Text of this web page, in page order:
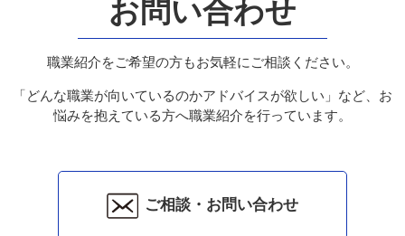
お問い合わせ
職業紹介をご希望の方もお気軽にご相談ください。
「どんな職業が向いているのかアドバイスが欲しい」など、お
悩みを抱えている方へ職業紹介を行っています。
ご相談・お問い合わせ